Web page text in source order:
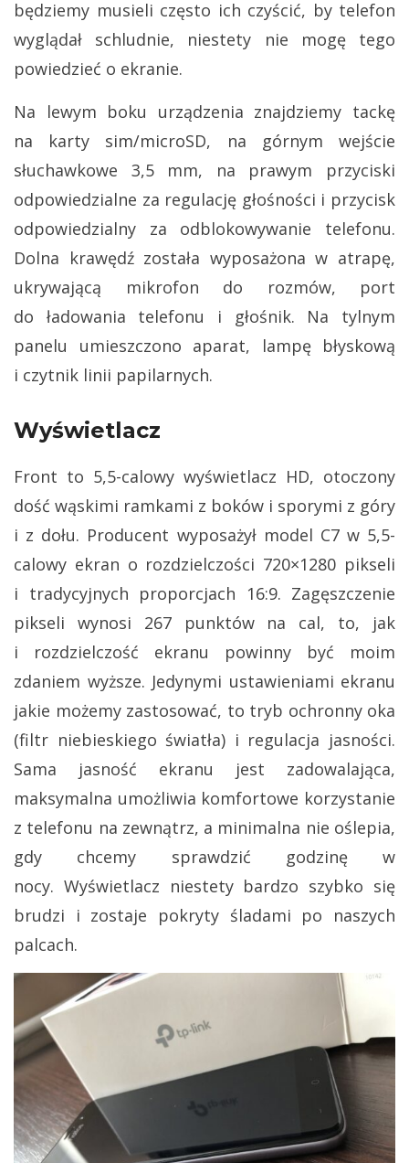
będziemy musieli często ich czyścić, by telefon
wyglądał schludnie, niestety nie mogę tego
powiedzieć o ekranie.
Na lewym boku urządzenia znajdziemy tackę
na karty sim/microSD, na górnym wejście
słuchawkowe 3,5 mm, na prawym przyciski
odpowiedzialne za regulację głośności i przycisk
odpowiedzialny za odblokowywanie telefonu.
Dolna krawędź została wyposażona w atrapę,
ukrywającą mikrofon do rozmów, port
do ładowania telefonu i głośnik. Na tylnym
panelu umieszczono aparat, lampę błyskową
i czytnik linii papilarnych.
Wyświetlacz
Front to 5,5-calowy wyświetlacz HD, otoczony
dość wąskimi ramkami z boków i sporymi z góry
i z dołu. Producent wyposażył model C7 w 5,5-
calowy ekran o rozdzielczości 720×1280 pikseli
i tradycyjnych proporcjach 16:9. Zagęszczenie
pikseli wynosi 267 punktów na cal, to, jak
i rozdzielczość ekranu powinny być moim
zdaniem wyższe. Jedynymi ustawieniami ekranu
jakie możemy zastosować, to tryb ochronny oka
(filtr niebieskiego światła) i regulacja jasności.
Sama jasność ekranu jest zadowalająca,
maksymalna umożliwia komfortowe korzystanie
z telefonu na zewnątrz, a minimalna nie oślepia,
gdy chcemy sprawdzić godzinę w
nocy. Wyświetlacz niestety bardzo szybko się
brudzi i zostaje pokryty śladami po naszych
palcach.